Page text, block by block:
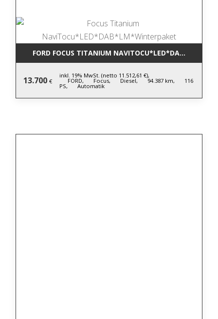
FORD FOCUS TITANIUM
13.700 €
inkl. 19% MwSt. (netto 11.512,61 €),
FORD, Focus, Diesel, 94.387 km, 116
PS, Automatik